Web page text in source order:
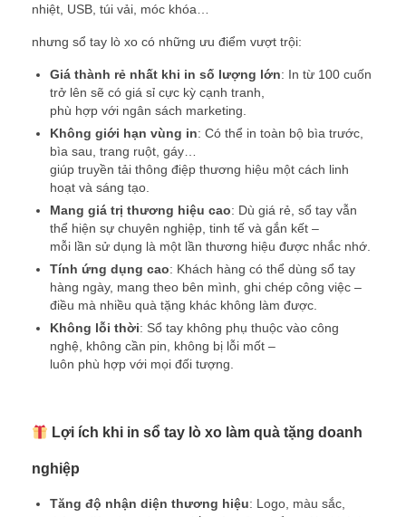
nhiệt, USB, túi vải, móc khóa…
nhưng sổ tay lò xo có những ưu điểm vượt trội:
Giá thành rẻ nhất khi in số lượng lớn: In từ 100 cuốn
trở lên sẽ có giá sỉ cực kỳ cạnh tranh,
phù hợp với ngân sách marketing.
Không giới hạn vùng in: Có thể in toàn bộ bìa trước,
bìa sau, trang ruột, gáy…
giúp truyền tải thông điệp thương hiệu một cách linh
hoạt và sáng tạo.
Mang giá trị thương hiệu cao: Dù giá rẻ, sổ tay vẫn
thể hiện sự chuyên nghiệp, tinh tế và gắn kết –
mỗi lần sử dụng là một lần thương hiệu được nhắc nhớ.
Tính ứng dụng cao: Khách hàng có thể dùng sổ tay
hàng ngày, mang theo bên mình, ghi chép công việc –
điều mà nhiều quà tặng khác không làm được.
Không lỗi thời: Sổ tay không phụ thuộc vào công
nghệ, không cần pin, không bị lỗi mốt –
luôn phù hợp với mọi đối tượng.
Lợi ích khi in sổ tay lò xo làm quà tặng doanh
nghiệp
Tăng độ nhận diện thương hiệu: Logo, màu sắc,